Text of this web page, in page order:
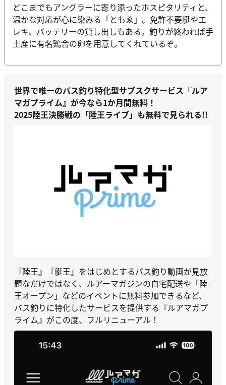
どこまでもアングラーに寄り添ったホスピタリティと、
温かな対応が心に染みる「ともゑ」。免許不要艇やエ
レキ、バッテリーの貸し出しもある。釣りが終われば手
土産に有名鶏舎の卵を用意してくれているぞ。
世界で唯一のバス釣り特化型サブスクサービス『ルア
マガプライム』が今なら1か月間無料！
2025陸王決勝戦の「陸王ライブ」も無料で見られる!!
『陸王』『艇王』をはじめとするバス釣り動画が見放
題なだけではなく、ルアーマガジンの自宅配送や「陸
王オープン」などのイベントに無料参加できるなど、
バス釣りに特化したサービスを提供する『ルアマガプ
ライム』がこの度、フルリニューアル！